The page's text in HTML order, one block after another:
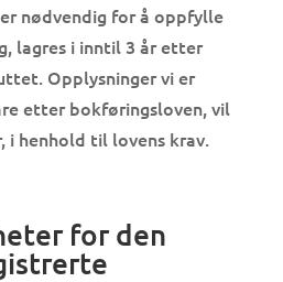
nødvendig for å oppfylle
lagres i inntil 3 år etter
Opplysninger vi er
etter bokføringsloven, vil
i henhold til lovens krav.
for den